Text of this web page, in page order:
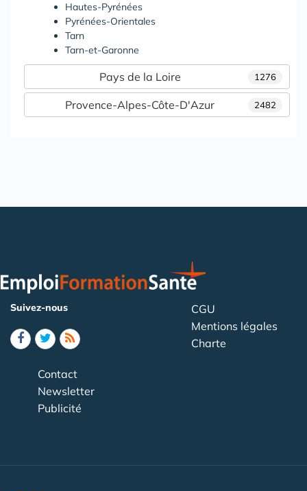
Hautes-Pyrénées
Pyrénées-Orientales
Tarn
Tarn-et-Garonne
1276
Pays de la Loire
2482
Provence-Alpes-Côte-D'Azur
Suivez-nous
CGU
Mentions légales
Charte
Contact
Newsletter
Publicité